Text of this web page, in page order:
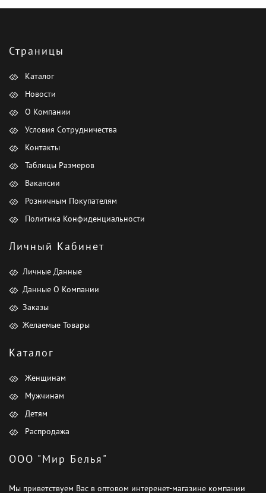
Страницы
Каталог
Новости
О Компании
Условия Сотрудничества
Контакты
Таблицы Размеров
Вакансии
Розничным Покупателям
Политика Конфиденциальности
Личный Кабинет
Личные Данные
Данные О Компании
Заказы
Желаемые Товары
Каталог
Женщинам
Мужчинам
Детям
Распродажа
ООО "Мир Белья"
Мы приветствуем Вас в оптовом интеренет-магазине компании